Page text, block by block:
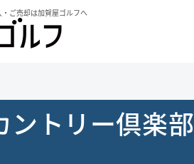
ご売却は加賀屋ゴルフへ
ントリー倶楽部